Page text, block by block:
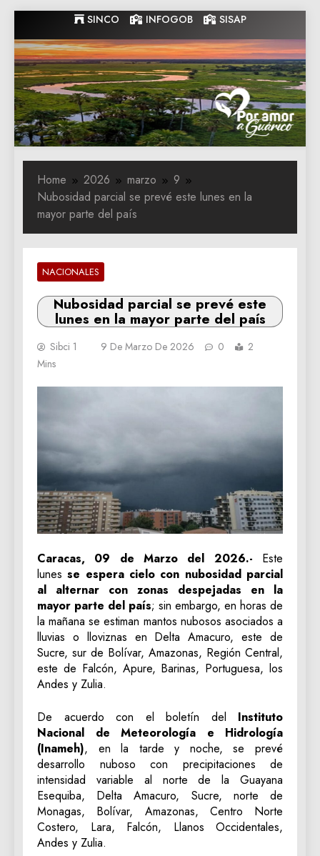
to
content
SINCO INFOGOB SISAP
Gobernacion
de Guarico
Gobernacion de Guarico
Home 2026 marzo
9
Nubosidad parcial se prevé este lunes en la
mayor parte del país
NACIONALES
Nubosidad parcial se prevé este
lunes en la mayor parte del país
Sibci 1 9 De Marzo De 2026 0
2
Mins
Caracas, 09 de Marzo del 2026.- Este
lunesse espera cielo con nubosidad parcial
al alternar con zonas despejadas en la
mayor parte del país; sin embargo, en horas de
la mañana se estiman mantos nubosos asociados a
lluvias o lloviznas en Delta Amacuro, este de
Sucre, sur de Bolívar, Amazonas, Región Central,
este de Falcón, Apure, Barinas, Portuguesa, los
Andes y Zulia.
De acuerdo con el boletín del Instituto
Nacional de Meteorología e Hidrología
(Inameh), en la tarde y noche, se prevé
desarrollo nuboso con precipitaciones de
intensidad variable al norte de la Guayana
Esequiba, Delta Amacuro, Sucre, norte de
Monagas, Bolívar, Amazonas, Centro Norte
Costero, Lara, Falcón, Llanos Occidentales,
Andes y Zulia.